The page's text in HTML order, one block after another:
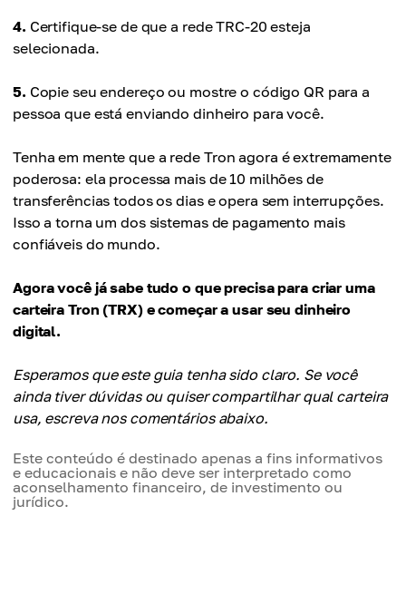
4. Certifique-se de que a rede TRC-20 esteja
selecionada.
5. Copie seu endereço ou mostre o código QR para a
pessoa que está enviando dinheiro para você.
Tenha em mente que a rede Tron agora é extremamente
poderosa: ela processa mais de 10 milhões de
transferências todos os dias e opera sem interrupções.
Isso a torna um dos sistemas de pagamento mais
confiáveis do mundo.
Agora você já sabe tudo o que precisa para criar uma
carteira Tron (TRX) e começar a usar seu dinheiro
digital.
Esperamos que este guia tenha sido claro. Se você
ainda tiver dúvidas ou quiser compartilhar qual carteira
usa, escreva nos comentários abaixo.
Este conteúdo é destinado apenas a fins informativos
e educacionais e não deve ser interpretado como
aconselhamento financeiro, de investimento ou
jurídico.